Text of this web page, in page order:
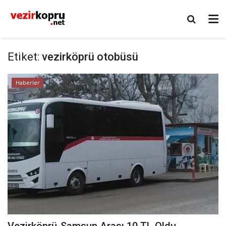
Etiket: vezirköprü otobüsü
Haberler